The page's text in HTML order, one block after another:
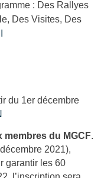
: Des Rallyes
Des Visites, Des
du 1er décembre
du MGCF.
2021),
garantir les 60